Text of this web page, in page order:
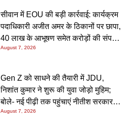
सीवान में EOU की बड़ी कार्रवाई: कार्यक्रम
पदाधिकारी अजीत अमर के ठिकानों पर छापा,
40 लाख के आभूषण समेत करोड़ों की संपत्ति
की जांच शुरू
August 7, 2026
Gen Z को साधने की तैयारी में JDU,
निशांत कुमार ने शुरू की युवा जोड़ो मुहिम;
बोले- नई पीढ़ी तक पहुंचाएं नीतीश सरकार के
20 सालों के काम
August 7, 2026